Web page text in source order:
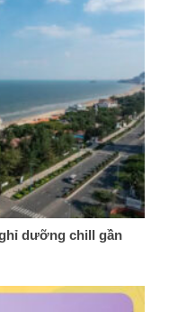
dưỡng chill gần